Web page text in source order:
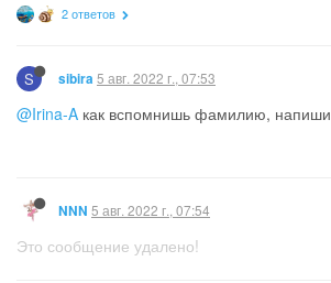
2 ответов
S sibira 5 авг. 2022 г., 07:53
@Irina-A как вспомнишь фамилию, напиши
NNN 5 авг. 2022 г., 07:54
Это сообщение удалено!